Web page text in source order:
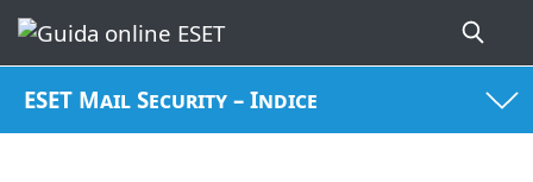
ESET Mail Security – Indice